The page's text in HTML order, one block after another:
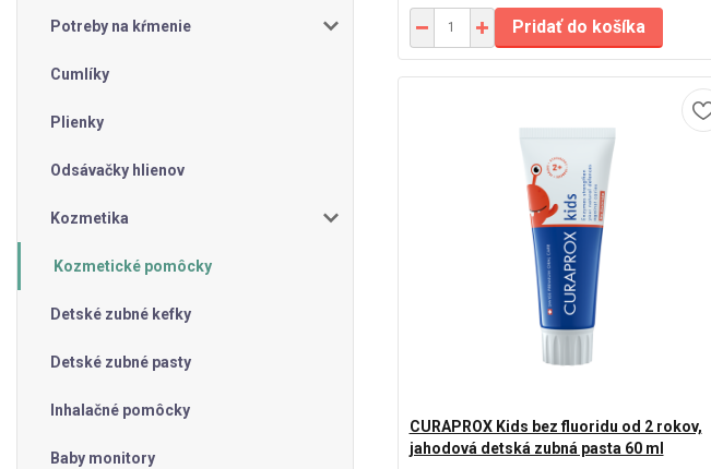
Potreby na kŕmenie
Cumlíky
Plienky
Odsávačky hlienov
Kozmetika
Kozmetické pomôcky
Detské zubné kefky
Detské zubné pasty
Inhalačné pomôcky
Baby monitory
Pridať do košíka
CURAPROX Kids bez fluoridu od 2 rokov,
jahodová detská zubná pasta 60 ml